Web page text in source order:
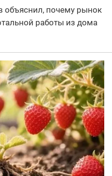
объяснил, почему рынок
работы из дома